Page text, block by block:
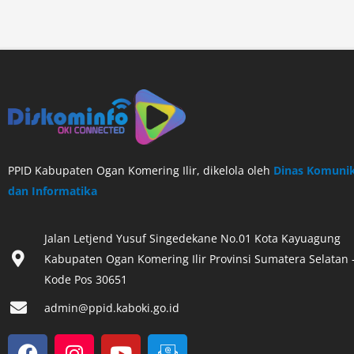
PPID Kabupaten Ogan Komering Ilir, dikelola oleh Dinas
dan Informatika
Jalan Letjend Yusuf Singedekane No.01 Kota Kayuagung
Kabupaten Ogan Komering Ilir Provinsi Sumatera Selatan -
Kode Pos 30651‎
admin@ppid.kaboki.go.id
F I Y I